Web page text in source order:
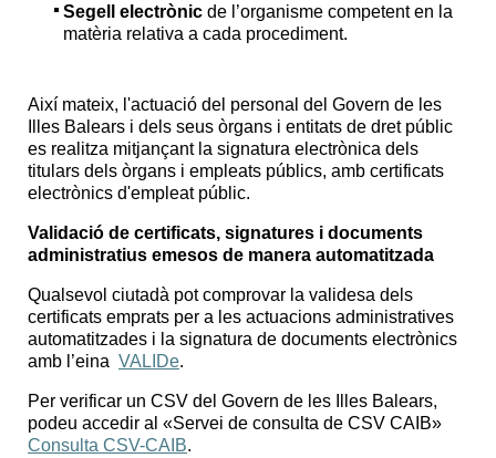
Segell electrònic de l’organisme competent en la
matèria relativa a cada procediment.
Així mateix, l'actuació del personal del Govern de les
Illes Balears i dels seus òrgans i entitats de dret públic
es realitza mitjançant la signatura electrònica dels
titulars dels òrgans i empleats públics, amb certificats
electrònics d'empleat públic.
Validació de certificats, signatures i documents
administratius emesos de manera automatitzada
Qualsevol ciutadà pot comprovar la validesa dels
certificats emprats per a les actuacions administratives
automatitzades i la signatura de documents electrònics
amb l’eina VALIDe.
Per verificar un CSV del Govern de les Illes Balears,
podeu accedir al «Servei de consulta de CSV CAIB»
Consulta CSV-CAIB.